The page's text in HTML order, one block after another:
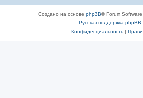
Создано на основе phpBB® Forum
Русская поддержка phpBB
Конфиденциальность|